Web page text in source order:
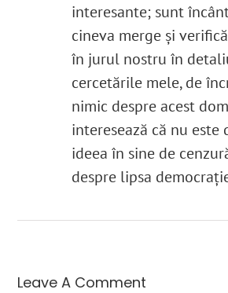
interesante; sunt
cineva merge și
în jurul nostru în
cercetările mele, de
nimic despre acest
interesează că nu este
ideea în sine de
despre lipsa
Leave A Comment